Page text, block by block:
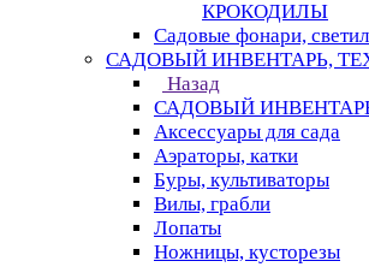
КРОКОДИЛЫ
Садовые фонари,
САДОВЫЙ ИНВЕНТАРЬ,
Назад
САДОВЫЙ
Аксессуары для сада
Аэраторы, катки
Буры, культиваторы
Вилы, грабли
Лопаты
Ножницы, кусторезы